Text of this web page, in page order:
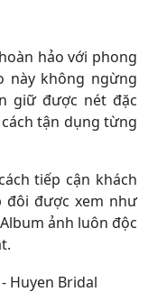
hảo với phong
này không ngừng
giữ được nét đặc
tận dụng từng
tiếp cận khách
đôi được xem như
ảnh luôn độc